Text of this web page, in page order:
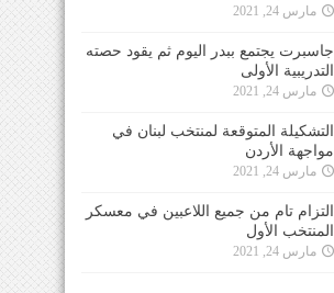
مارس 24, 2021
جاسبرت يجتمع ببدر اليوم ثم يقود حصته
التدريبية الأولى
مارس 24, 2021
التشكيلة المتوقعة لمنتخب لبنان في
مواجهة الأردن
مارس 24, 2021
التزام تام من جميع اللاعبين في معسكر
المنتخب الأول
مارس 24, 2021